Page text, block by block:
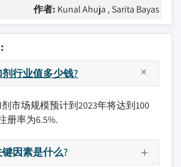
作者: Kunal Ahuja , Sarita Bayas
行业值多少钱?
市场规模预计到2023年将达到100
册率为6.5%.
因素是什么?